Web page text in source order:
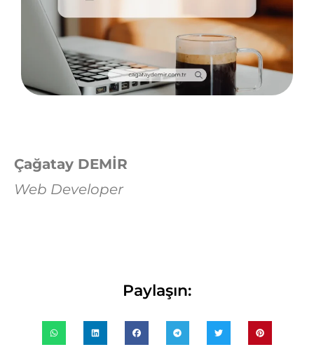
Çağatay DEMİR
Web Developer
Paylaşın: